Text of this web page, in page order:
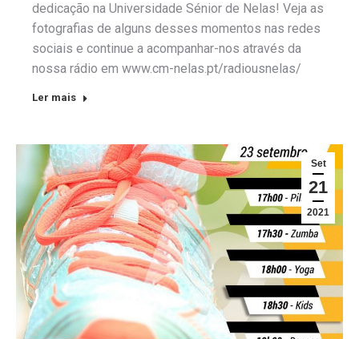
dedicação na Universidade Sénior de Nelas! Veja as
fotografias de alguns desses momentos nas redes
sociais e continue a acompanhar-nos através da
nossa rádio em www.cm-nelas.pt/radiousnelas/
Ler mais
Set
21
2021